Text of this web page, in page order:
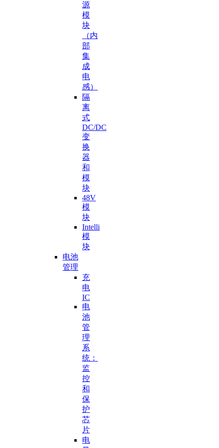
源
模
块
（内
部
集
成
电
感）
隔
离
式
DC/DC
变
换
器
和
模
块
48V
模
块
Intelli
模
块
电池
管理
充
电
IC
电
池
管
理
系
统：
监
控
和
保
护
芯
片
电